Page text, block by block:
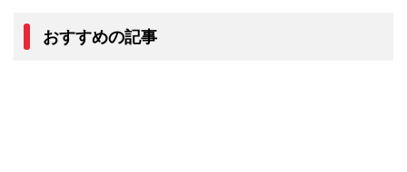
おすすめの記事